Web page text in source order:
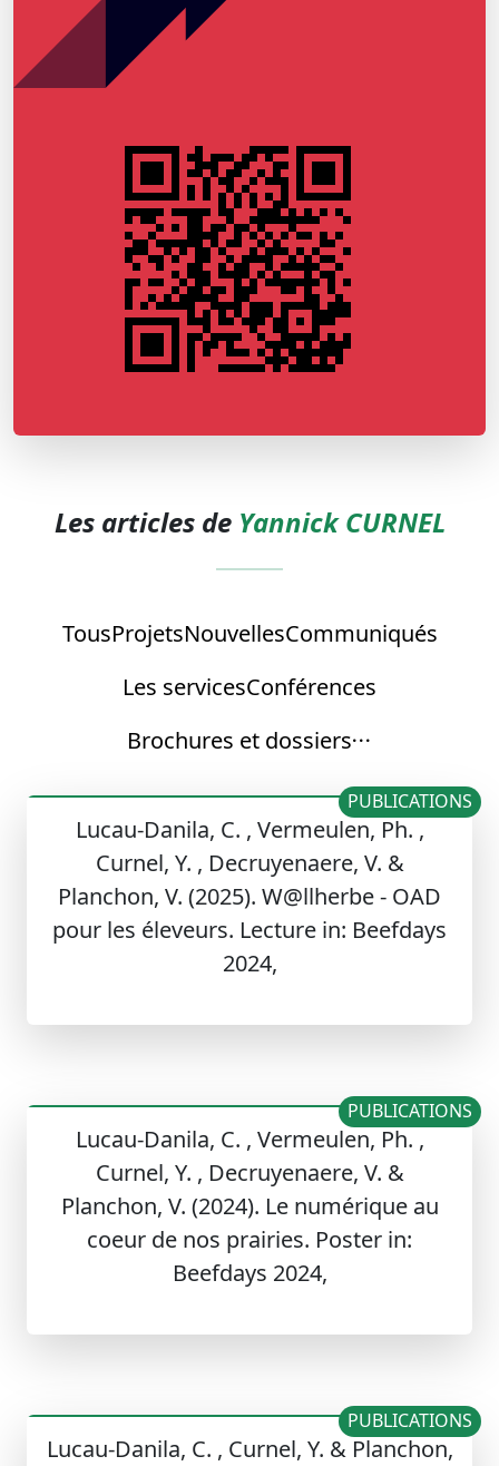
Les articles de Yannick CURNEL
TousProjetsNouvellesCommuniqués
Les servicesConférences
Brochures et dossiers
Lucau-Danila, C. , Vermeulen, Ph. ,
Curnel, Y. , Decruyenaere, V. &
Planchon, V. (2025). W@llherbe - OAD
pour les éleveurs. Lecture in: Beefdays
2024,
PUBLICATIONS
Lucau-Danila, C. , Vermeulen, Ph. ,
Curnel, Y. , Decruyenaere, V. &
Planchon, V. (2024). Le numérique au
coeur de nos prairies. Poster in:
Beefdays 2024,
PUBLICATIONS
Lucau-Danila, C. , Curnel, Y. & Planchon,
PUBLICATIONS